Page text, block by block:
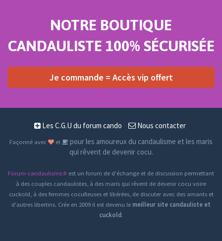
NOTRE BOUTIQUE
CANDAULISTE 100% SÉCURISÉE
Je commande = Accès vip offert
Les C.G.U du forum cando Nous contacter
Façonné avec et
pour les amoureux du candaulisme et les maris
qui rêvent de devenir cocu.
Forum-candaulisme.frest un forum de d'échange et de discussion permettant
à des couples candaulistes, à des maris qui rêvent de devenir cocu voire
cuckold, à des femmes cocufieuses et libérées, de discuter avec des amants et
d'autres libertins. Crée en 2009 il est devenu le meilleur site candauliste et
cuckold.